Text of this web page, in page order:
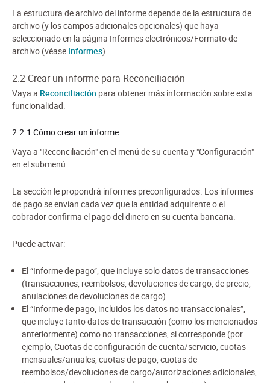
La estructura de archivo del informe depende de la estructura de
archivo (y los campos adicionales opcionales) que haya
seleccionado en la página Informes electrónicos/Formato de
archivo (véase Informes)
2.2 Crear un informe para Reconciliación
Vaya a Reconciliación para obtener más información sobre esta
funcionalidad.
2.2.1 Cómo crear un informe
Vaya a "Reconciliación" en el menú de su cuenta y "Configuración"
en el submenú.
La sección le propondrá informes preconfigurados. Los informes
de pago se envían cada vez que la entidad adquirente o el
cobrador confirma el pago del dinero en su cuenta bancaria.
Puede activar:
El “Informe de pago”, que incluye solo datos de transacciones
(transacciones, reembolsos, devoluciones de cargo, de precio,
anulaciones de devoluciones de cargo).
El “Informe de pago, incluidos los datos no transaccionales”,
que incluye tanto datos de transacción (como los mencionados
anteriormente) como no transacciones, si corresponde (por
ejemplo, Cuotas de configuración de cuenta/servicio, cuotas
mensuales/anuales, cuotas de pago, cuotas de
reembolsos/devoluciones de cargo/autorizaciones adicionales,